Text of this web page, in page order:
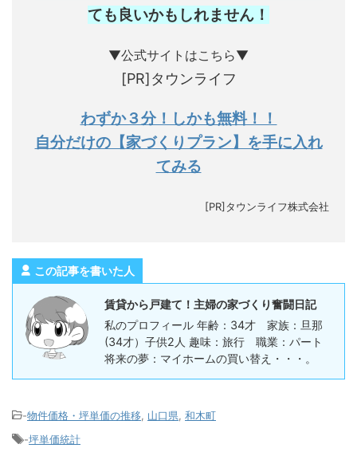
ても良いかもしれません ！
▼公式サイトはこちら▼
[PR]タウンライフ
わずか３分！しかも無料！！
自分だけの【家づくりプラン】を手に入れ
てみる
[PR]タウンライフ株式会社
この記事を書いた人
賃貸から戸建て！主婦の家づくり奮闘日記
私のプロフィール 年齢：34才 家族：旦那
(34才）子供2人 趣味：旅行 職業：パート
将来の夢：マイホームの買い替え・・・。
-物件価格・坪単価の推移 山口県 和木町
-坪単価統計